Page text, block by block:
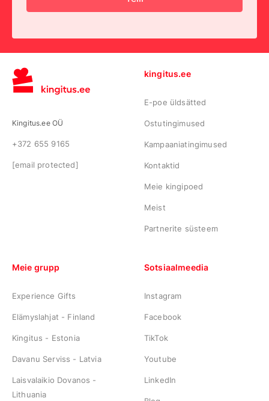
Kingitus.ee OÜ
+372 655 9165
[email protected]
kingitus.ee
E-poe üldsätted
Ostutingimused
Kampaaniatingimused
Kontaktid
Meie kingipoed
Meist
Partnerite süsteem
Meie grupp
Experience Gifts
Elämyslahjat - Finland
Kingitus - Estonia
Davanu Serviss - Latvia
Laisvalaikio Dovanos -
Lithuania
Sotsiaalmeedia
Instagram
Facebook
TikTok
Youtube
LinkedIn